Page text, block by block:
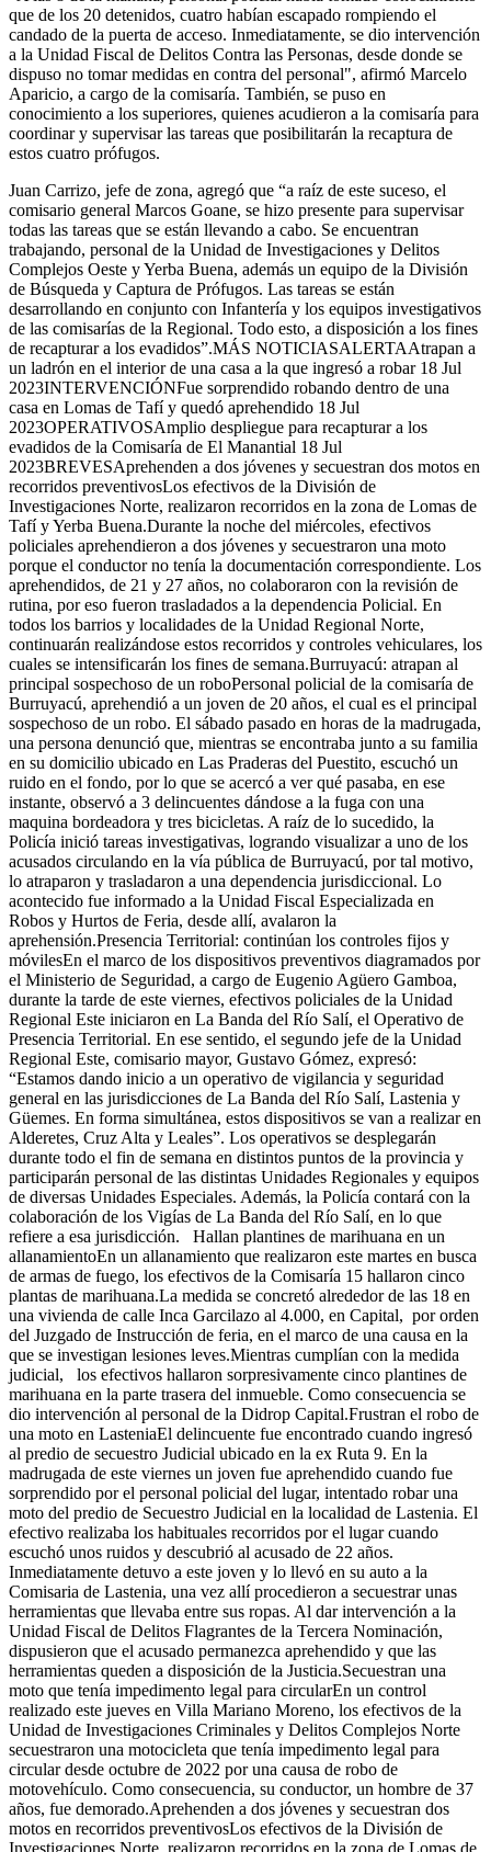
que de los 20 detenidos, cuatro habían escapado rompiendo el
candado de la puerta de acceso. Inmediatamente, se dio intervención
a la Unidad Fiscal de Delitos Contra las Personas, desde donde se
dispuso no tomar medidas en contra del personal", afirmó Marcelo
Aparicio, a cargo de la comisaría. También, se puso en
conocimiento a los superiores, quienes acudieron a la comisaría para
coordinar y supervisar las tareas que posibilitarán la recaptura de
estos cuatro prófugos.
Juan Carrizo, jefe de zona, agregó que “a raíz de este suceso, el
comisario general Marcos Goane, se hizo presente para supervisar
todas las tareas que se están llevando a cabo. Se encuentran
trabajando, personal de la Unidad de Investigaciones y Delitos
Complejos Oeste y Yerba Buena, además un equipo de la División
de Búsqueda y Captura de Prófugos. Las tareas se están
desarrollando en conjunto con Infantería y los equipos investigativos
de las comisarías de la Regional. Todo esto, a disposición a los fines
de recapturar a los evadidos”.MÁS NOTICIASALERTAAtrapan a
un ladrón en el interior de una casa a la que ingresó a robar 18 Jul
2023INTERVENCIÓNFue sorprendido robando dentro de una
casa en Lomas de Tafí y quedó aprehendido 18 Jul
2023OPERATIVOSAmplio despliegue para recapturar a los
evadidos de la Comisaría de El Manantial 18 Jul
2023BREVESAprehenden a dos jóvenes y secuestran dos motos en
recorridos preventivosLos efectivos de la División de
Investigaciones Norte, realizaron recorridos en la zona de Lomas de
Tafí y Yerba Buena.Durante la noche del miércoles, efectivos
policiales aprehendieron a dos jóvenes y secuestraron una moto
porque el conductor no tenía la documentación correspondiente. Los
aprehendidos, de 21 y 27 años, no colaboraron con la revisión de
rutina, por eso fueron trasladados a la dependencia Policial. En
todos los barrios y localidades de la Unidad Regional Norte,
continuarán realizándose estos recorridos y controles vehiculares, los
cuales se intensificarán los fines de semana.Burruyacú: atrapan al
principal sospechoso de un roboPersonal policial de la comisaría de
Burruyacú, aprehendió a un joven de 20 años, el cual es el principal
sospechoso de un robo. El sábado pasado en horas de la madrugada,
una persona denunció que, mientras se encontraba junto a su familia
en su domicilio ubicado en Las Praderas del Puestito, escuchó un
ruido en el fondo, por lo que se acercó a ver qué pasaba, en ese
instante, observó a 3 delincuentes dándose a la fuga con una
maquina bordeadora y tres bicicletas. A raíz de lo sucedido, la
Policía inició tareas investigativas, logrando visualizar a uno de los
acusados circulando en la vía pública de Burruyacú, por tal motivo,
lo atraparon y trasladaron a una dependencia jurisdiccional. Lo
acontecido fue informado a la Unidad Fiscal Especializada en
Robos y Hurtos de Feria, desde allí, avalaron la
aprehensión.Presencia Territorial: continúan los controles fijos y
móvilesEn el marco de los dispositivos preventivos diagramados por
el Ministerio de Seguridad, a cargo de Eugenio Agüero Gamboa,
durante la tarde de este viernes, efectivos policiales de la Unidad
Regional Este iniciaron en La Banda del Río Salí, el Operativo de
Presencia Territorial. En ese sentido, el segundo jefe de la Unidad
Regional Este, comisario mayor, Gustavo Gómez, expresó:
“Estamos dando inicio a un operativo de vigilancia y seguridad
general en las jurisdicciones de La Banda del Río Salí, Lastenia y
Güemes. En forma simultánea, estos dispositivos se van a realizar en
Alderetes, Cruz Alta y Leales”. Los operativos se desplegarán
durante todo el fin de semana en distintos puntos de la provincia y
participarán personal de las distintas Unidades Regionales y equipos
de diversas Unidades Especiales. Además, la Policía contará con la
colaboración de los Vigías de La Banda del Río Salí, en lo que
refiere a esa jurisdicción. Hallan plantines de marihuana en un
allanamientoEn un allanamiento que realizaron este martes en busca
de armas de fuego, los efectivos de la Comisaría 15 hallaron cinco
plantas de marihuana.La medida se concretó alrededor de las 18 en
una vivienda de calle Inca Garcilazo al 4.000, en Capital, por orden
del Juzgado de Instrucción de feria, en el marco de una causa en la
que se investigan lesiones leves.Mientras cumplían con la medida
judicial, los efectivos hallaron sorpresivamente cinco plantines de
marihuana en la parte trasera del inmueble. Como consecuencia se
dio intervención al personal de la Didrop Capital.Frustran el robo de
una moto en LasteniaEl delincuente fue encontrado cuando ingresó
al predio de secuestro Judicial ubicado en la ex Ruta 9. En la
madrugada de este viernes un joven fue aprehendido cuando fue
sorprendido por el personal policial del lugar, intentado robar una
moto del predio de Secuestro Judicial en la localidad de Lastenia. El
efectivo realizaba los habituales recorridos por el lugar cuando
escuchó unos ruidos y descubrió al acusado de 22 años.
Inmediatamente detuvo a este joven y lo llevó en su auto a la
Comisaria de Lastenia, una vez allí procedieron a secuestrar unas
herramientas que llevaba entre sus ropas. Al dar intervención a la
Unidad Fiscal de Delitos Flagrantes de la Tercera Nominación,
dispusieron que el acusado permanezca aprehendido y que las
herramientas queden a disposición de la Justicia.Secuestran una
moto que tenía impedimento legal para circularEn un control
realizado este jueves en Villa Mariano Moreno, los efectivos de la
Unidad de Investigaciones Criminales y Delitos Complejos Norte
secuestraron una motocicleta que tenía impedimento legal para
circular desde octubre de 2022 por una causa de robo de
motovehículo. Como consecuencia, su conductor, un hombre de 37
años, fue demorado.Aprehenden a dos jóvenes y secuestran dos
motos en recorridos preventivosLos efectivos de la División de
Investigaciones Norte, realizaron recorridos en la zona de Lomas de